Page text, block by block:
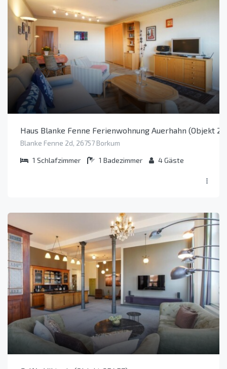
Haus Blanke Fenne Ferienwohnung Auerhahn (Objekt
Blanke Fenne 2d, 26757 Borkum
1 Schlafzimmer 1 Badezimmer 4Gäste